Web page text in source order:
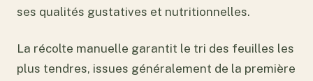
ses qualités gustatives et nutritionnelles.
La récolte manuelle garantit le tri des feuilles les
plus tendres, issues généralement de la première